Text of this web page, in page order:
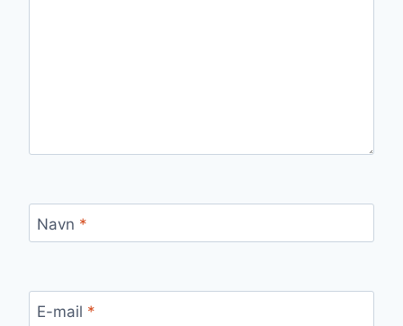
Navn *
E-mail *